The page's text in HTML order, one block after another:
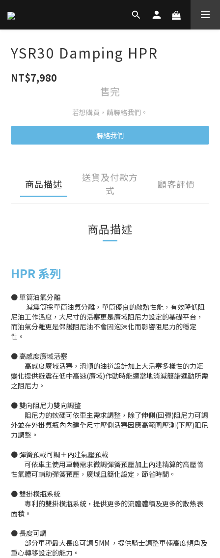
YSR30 Damping HPR
NT$7,980
售完
若想購買，請聯絡我們。
聯絡我們
商品描述
送貨及付款方
式
顧客評價
商品描述
HPR 系列
● 單筒油氣分離
減震筒採單筒油氣分離，單筒優良的散熱性能，有效降低阻
尼油工作溫度，大尺寸的活塞更是廣域阻尼力設定的基礎平台，
而油氣分離更是保護阻尼油不會因泡沫化而影響阻尼力的穩定
性。
● 高感度廣域活塞
高感度廣域活塞，滑順的油道設計加上大活塞多樣性的力矩
變化提供避震在低中高速(廣域)作動時能適當地消減簡諧運動所需
之阻尼力。
● 雙向阻尼力雙向調整
阻尼力的軟硬可依車主需求調整，除了伸側(回彈)阻尼力可調
外並在外掛氣瓶內內建全尺寸壓側活塞因應高範圍壓測(下壓)阻尼
力調整。
● 彈簧預載可調＋內建氣壓預載
可依車主使用車輛需求微調彈簧預壓加上內建精算的高壓惰
性氣體可輔助彈簧預壓，廣域且簡化設定，節省時間。
● 雙掛橫瓶系統
專利的雙掛橫瓶系統，提供更多的流體體積及更多的散熱表
面積。
● 長度可調
部分車種最大長度可調 5MM ，提供騎士調整車輛高度傾角及
重心轉移設定的能力。